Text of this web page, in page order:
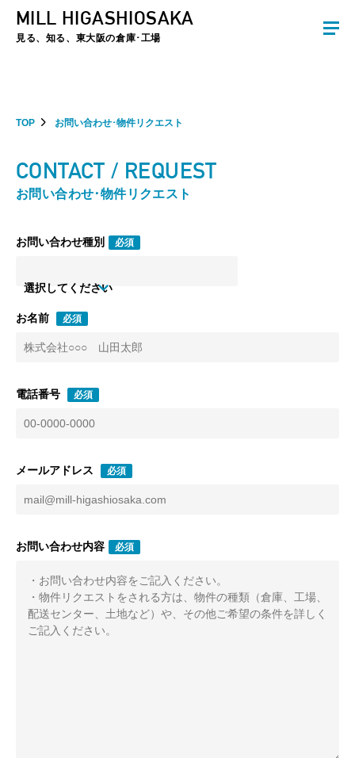
夏季休暇のお知らせ：2026年8月8日(土)～8月16日(日)まで休業とさせていた
MILL HIGASHIOSAKA
見る、知る、東大阪の倉庫･工場
TOP お問い合わせ･物件リクエスト
CONTACT / REQUEST
お問い合わせ･物件リクエスト
お問い合わせ種別 必須
選択してください
お名前 必須
電話番号 必須
メールアドレス 必須
お問い合わせ内容 必須